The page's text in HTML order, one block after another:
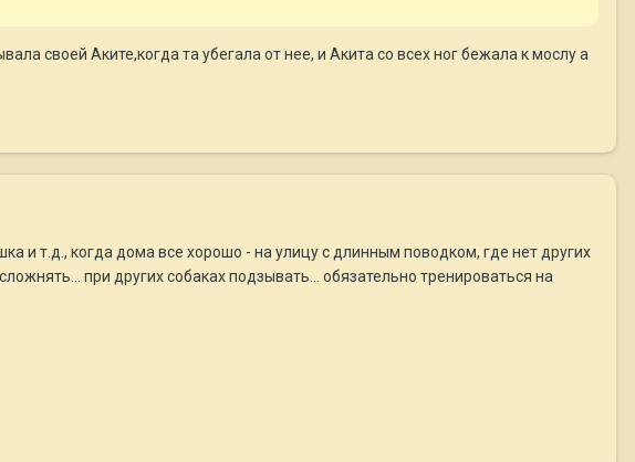
своей Аките,когда та убегала от нее, и Акита со всех ног бежала к мослу а
и т.д., когда дома все хорошо - на улицу с длинным поводком, где нет других
при других собаках подзывать... обязательно тренироваться на